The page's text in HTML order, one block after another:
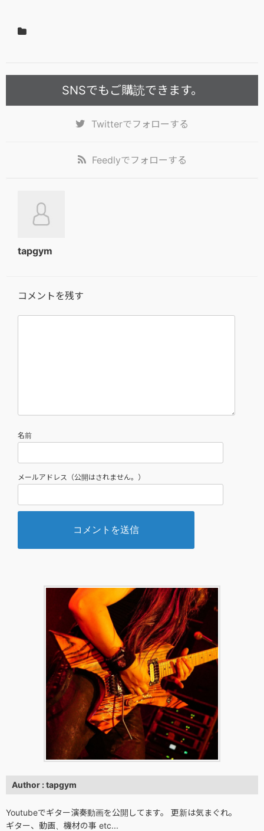
SNSでもご購読できます。
Twitterでフォローする
Feedlyでフォローする
tapgym
コメントを残す
名前
メールアドレス（公開はされません。）
Author : tapgym
Youtubeでギター演奏動画を公開してます。 更新は気まぐれ。
ギター、動画、機材の事 etc...